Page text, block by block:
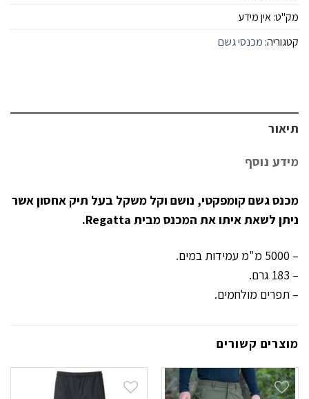
מק"ט:אין מידע
קטגוריה: מכנסי גשם
תיאור
מידע נוסף
מכנס גשם קומפקטי, נושם וקל משקל בעל תיק אחסון אשר
ניתן לשאת איתו את המכנס מבית Regatta.
– 5000 מ"מ עמידות במים.
– 183 גרם.
– תפרים מולחמים.
מוצרים קשורים